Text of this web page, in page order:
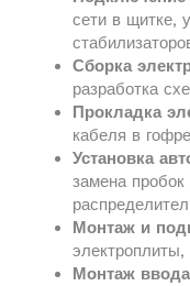
сети в щитке,
Сборка
разработка
Прокладка
кабеля в
Установка
замена
Монтаж и
Монтаж